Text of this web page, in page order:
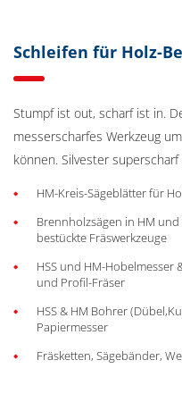
Schleifen für Holz-
Stumpf ist out, scharf ist in.
messerscharfes Werkzeug
können. Silvester
HM-Kreis-Sägeblätter für
Brennholzsägen in HM
bestückte Fräswerkzeuge
HSS und HM-Hobelmesser
und Profil-Fräser
HSS & HM Bohrer
Papiermesser
Fräsketten, Sägebänder,